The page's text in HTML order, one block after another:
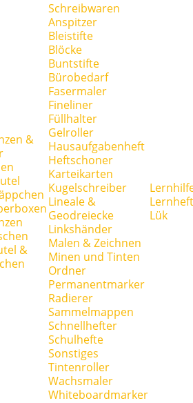
&
&
Schreibwaren
Anspitzer
Bleistifte
Blöcke
Buntstifte
Bürobedarf
Fasermaler
Fineliner
Füllhalter
Gelroller
Hausaufgabenheft
Heftschoner
Karteikarten
Kugelschreiber
Lineale &
Geodreiecke
Linkshänder
Malen & Zeichnen
Minen und Tinten
Ordner
Permanentmarker
Radierer
Sammelmappen
Schnellhefter
Schulhefte
Sonstiges
Tintenroller
Wachsmaler
Whiteboardmarker
Lük